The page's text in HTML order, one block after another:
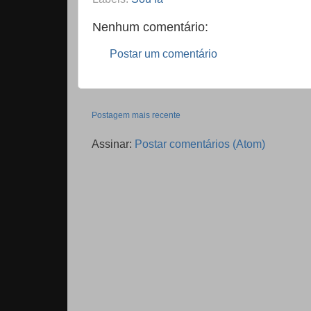
Nenhum comentário:
Postar um comentário
Postagem mais recente
Assinar: Postar comentários (Atom)